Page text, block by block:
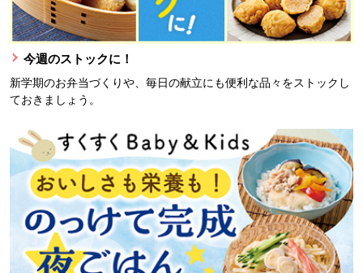
今週のストックに！
新学期のお弁当づくりや、毎日の献立にも便利な品々をストックし
ておきましょう。